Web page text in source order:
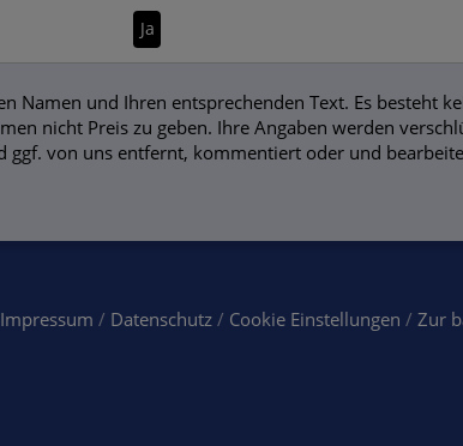
Ja
und Ihren entsprechenden Text. Es besteht
nicht Preis zu geben. Ihre Angaben werden
ggf. von uns entfernt, kommentiert oder und
Impressum / Datenschutz/ Cookie Einstellungen / Zur